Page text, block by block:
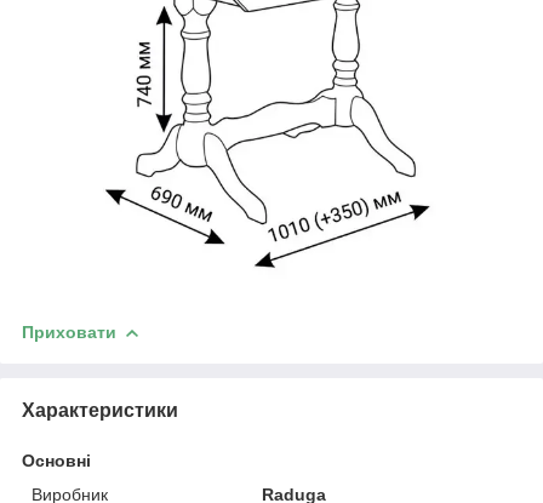
Приховати
Характеристики
Основні
Виробник
Raduga